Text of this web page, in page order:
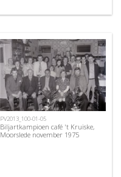
PV2013_100-01-05
Biljartkampioen café 't Kruiske,
Moorslede november 1975